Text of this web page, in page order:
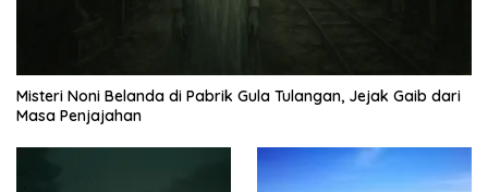
Misteri Noni Belanda di Pabrik Gula Tulangan, Jejak Gaib dari
Masa Penjajahan